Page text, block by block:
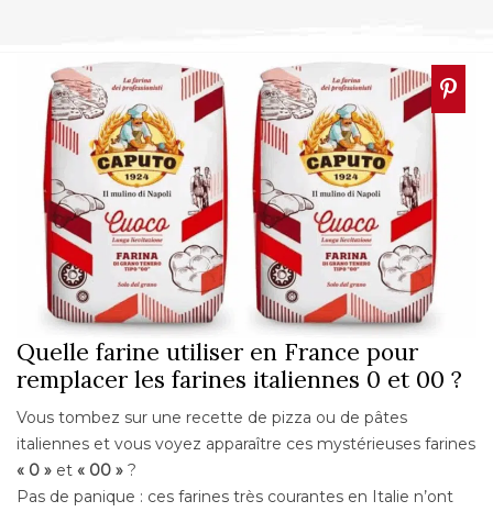
Quelle farine utiliser en France pour
remplacer les farines italiennes 0 et 00 ?
Vous tombez sur une recette de pizza ou de pâtes
italiennes et vous voyez apparaître ces mystérieuses farines
« 0 » et « 00 » ?
Pas de panique : ces farines très courantes en Italie n’ont